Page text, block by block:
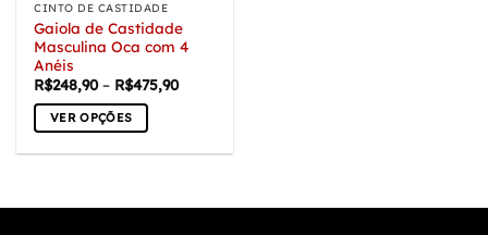
do
produto
CINTO DE CASTIDADE
Gaiola de Castidade
Masculina Oca com 4
Anéis
R$248,90 – R$475,90Faixa
R$475,90
VER OPÇÕES
várias